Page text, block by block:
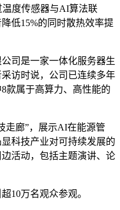
度传感器与AI算法联
低15%的同时散热效率提
司是一家一体化服务器生
访时说，公司已连续多年
款属于高算力、高性能的
廊”，展示AI在能源管
科技产业对可持续发展的
活动，包括主题演讲、论
万名观众参观。